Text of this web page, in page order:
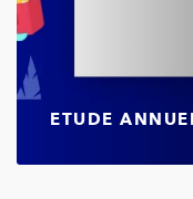
ETUDE